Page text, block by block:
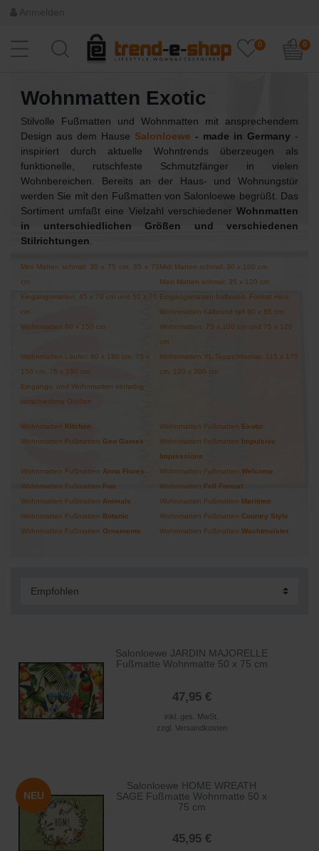
0 0
Wohnmatten Exotic
Stilvolle Fußmatten und Wohnmatten mit ansprechendem
Design aus dem Hause Salonloewe - made in Germany -
inspiriert durch aktuelle Wohntrends überzeugen als
funktionelle, rutschfeste Schmutzfänger in vielen
Wohnbereichen. Bereits an der Haus- und Wohnungstür
werden Sie mit den Fußmatten von Salonloewe begrüßt. Das
Sortiment umfaßt eine Vielzahl verschiedener Wohnmatten
in unterschiedlichen Größen und verschiedenen
Stilrichtungen
Mini Matten schmal: 30 x 75 cm, 35 x 75
cm
Midi Matten schmal: 30 x 100 cm
Maxi Matten schmal: 35 x 120 cm
Eingangsmatten: 45 x 70 cm und 50 x 75
cm
Eingangsmatten halbrund, Format Herz
Wohnmatten halbrund tief 60 x 85 cm
Wohnmatten 60 x 150 cm
Wohnmatten: 75 x 100 cm und 75 x 120
cm
Wohnmatten Läufer: 60 x 180 cm, 75 x
150 cm, 75 x 190 cm
Wohnmatten XL Teppichformat: 115 x 175
cm, 120 x 200 cm
Eingangs- und Wohnmatten einfarbig
verschiedene Größen
Wohnmatten Kitchen Wohnmatten Fußmatten Exotic
Wohnmatten Fußmatten Geo Games Wohnmatten Fußmatten Impulsive
Impressions
Wohnmatten Fußmatten Anna Flores Wohnmatten Fußmatten Welcome
Wohnmatten Fußmatten Fun Wohnmatten Fell Format
Wohnmatten Fußmatten Animals Wohnmatten Fußmatten Maritime
Wohnmatten Fußmatten Botanic Wohnmatten Fußmatten Country Style
Wohnmatten Fußmatten Ornaments Wohnmatten Fußmatten Wachtmeister
Salonloewe JARDIN MAJORELLE
Fußmatte Wohnmatte 50 x 75 cm
47,95 €
inkl. ges. MwSt.
zzgl. Versandkosten
NEU
Salonloewe HOME WREATH
SAGE Fußmatte Wohnmatte 50 x
75 cm
45,95 €